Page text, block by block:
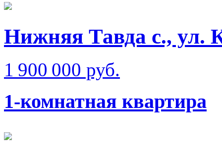
Нижняя Тавда с., ул.
1 900 000 руб.
1-комнатная квартира